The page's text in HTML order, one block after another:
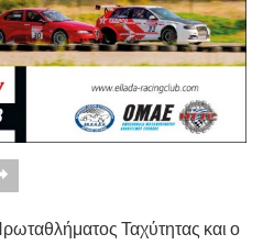
Ταχύτητας και ο